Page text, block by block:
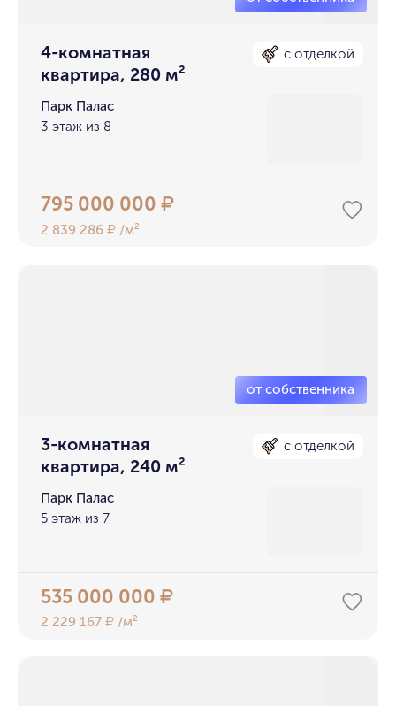
4-комнатная
квартира, 280 м²
с отделкой
Парк Палас
3 этаж из 8
795 000 000₽
2 839 286₽ /м²
3-комнатная
квартира, 240 м²
с отделкой
Парк Палас
5 этаж из 7
535 000 000₽
2 229 167₽ /м²